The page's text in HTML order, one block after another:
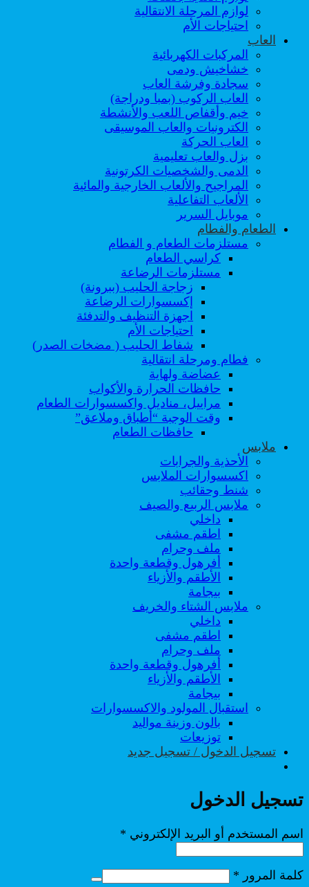
لوازم المرحلة الانتقالية
احتياجات الأم
العاب
المركبات الكهربائية
خشاخيش ودمى
سجادة وفرشة العاب
العاب الركوب (بمبا ودراجة)
خيم وأقفاص اللعب والأنشطة
الكترونيات والعاب الموسيقى
العاب الحركة
بزل والعاب تعليمية
الدمى والشخصيات الكرتونية
المراجيح والألعاب الخارجية والمائية
الألعاب التفاعلية
موبايل السرير
الطعام والفطام
مستلزمات الطعام و الفطام
كراسي الطعام
مستلزمات الرضاعة
زجاجة الحليب (ببرونة)
إكسسوارات الرضاعة
اجهزة التنظيف والتدفئة
احتياجات الأم
شفاط الحليب ( مضخات الصدر)
فطام ومرحلة انتقالية
عضاضة ولهاية
حافظات الحرارة والأكواب
مراييل، مناديل واكسسوارات الطعام
وقت الوجبة “أطباق وملاعق”
حافظات الطعام
ملابس
الأحذية والجرابات
اكسسوارات الملابس
شنط وحقائب
ملابس الربيع والصيف
داخلي
اطقم مشفى
ملف وحرام
أفرهول وقطعة واحدة
الأطقم والأزياء
بيجامة
ملابس الشتاء والخريف
داخلي
اطقم مشفى
ملف وحرام
أفرهول وقطعة واحدة
الأطقم والأزياء
بيجامة
استقبال المولود والاكسسوارات
بالون وزينة مواليد
توزيعات
تسجيل الدخول / تسجيل جديد
تسجيل الدخول
اسم المستخدم أو البريد الإلكتروني *
كلمة المرور *